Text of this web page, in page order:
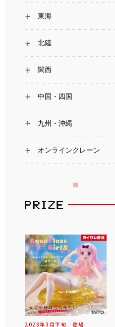
東海
北陸
関西
中国・四国
九州・沖縄
オンラインクレーン
2023年3 月下旬 登場